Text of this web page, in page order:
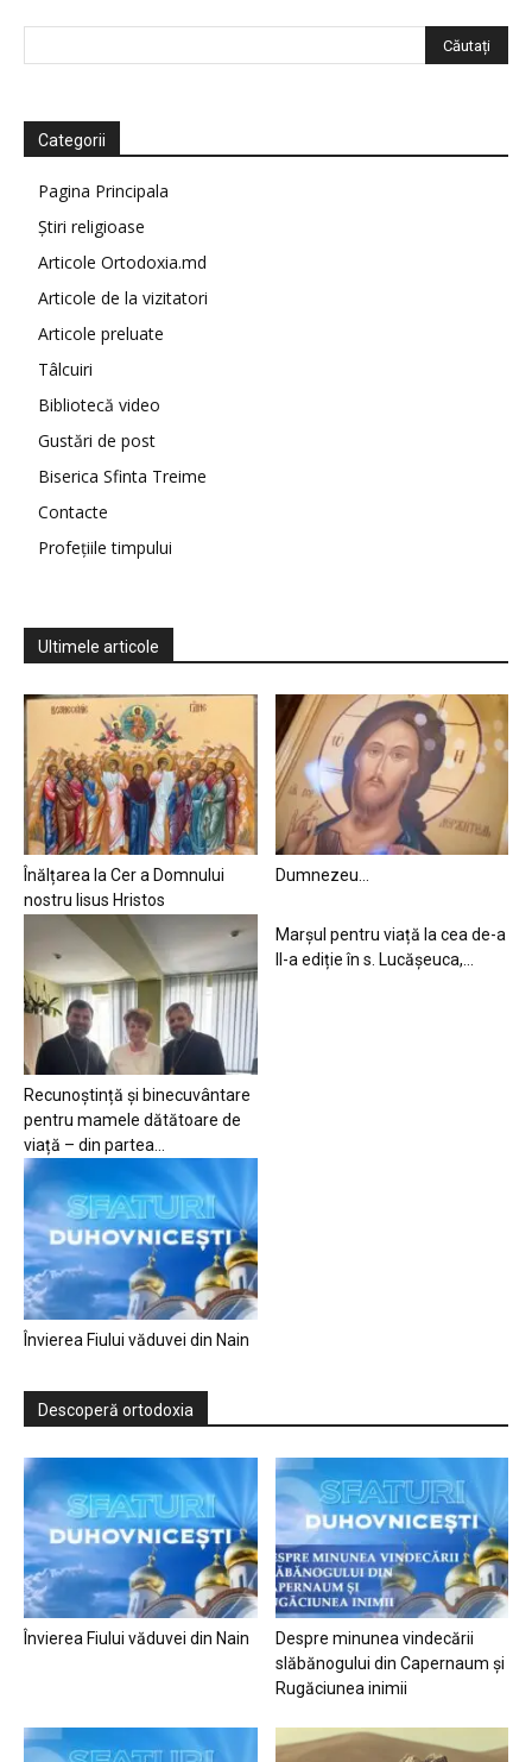
Categorii
Pagina Principala
Știri religioase
Articole Ortodoxia.md
Articole de la vizitatori
Articole preluate
Tâlcuiri
Bibliotecă video
Gustări de post
Biserica Sfinta Treime
Contacte
Profețiile timpului
Ultimele articole
Înălțarea la Cer a Domnului
nostru Iisus Hristos
Dumnezeu…
Recunoștință și binecuvântare
pentru mamele dătătoare de
viață – din partea...
Marșul pentru viață la cea de-a
II-a ediție în s. Lucășeuca,...
Învierea Fiului văduvei din Nain
Descoperă ortodoxia
Învierea Fiului văduvei din Nain
Despre minunea vindecării
slăbănogului din Capernaum și
Rugăciunea inimii